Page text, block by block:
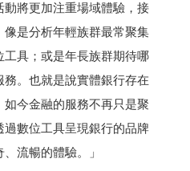
將更加注重場域體驗，接
是分析年輕族群最常聚集
具；或是年長族群期待哪
。也就是說實體銀行存在
今金融的服務不再只是聚
數位工具呈現銀行的品牌
流暢的體驗。」